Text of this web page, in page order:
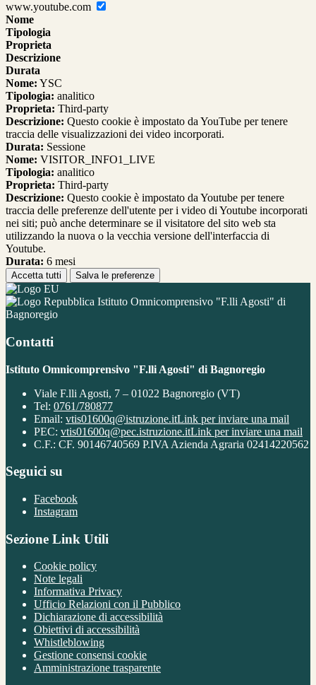
www.youtube.com
Nome
Tipologia
Proprieta
Descrizione
Durata
Nome: YSC
Tipologia: analitico
Proprieta: Third-party
Descrizione: Questo cookie è impostato da YouTube per tenere
traccia delle visualizzazioni dei video incorporati.
Durata: Sessione
Nome: VISITOR_INFO1_LIVE
Tipologia: analitico
Proprieta: Third-party
Descrizione: Questo cookie è impostato da Youtube per tenere
traccia delle preferenze dell'utente per i video di Youtube incorporati
nei siti; può anche determinare se il visitatore del sito web sta
utilizzando la nuova o la vecchia versione dell'interfaccia di
Youtube.
Durata: 6 mesi
Accetta tutti Salva le preferenze
Istituto Omnicomprensivo "F.lli Agosti" di
Bagnoregio
Contatti
Istituto Omnicomprensivo "F.lli Agosti" di Bagnoregio
Viale F.lli Agosti, 7 – 01022 Bagnoregio (VT)
Tel: 0761/780877
Email: vtis01600q@istruzione.itLink per inviare una mail
PEC: vtis01600q@pec.istruzione.itLink per inviare una mail
C.F.: CF. 90146740569 P.IVA Azienda Agraria 02414220562
Seguici su
Facebook
Instagram
Sezione Link Utili
Cookie policy
Note legali
Informativa Privacy
Ufficio Relazioni con il Pubblico
Dichiarazione di accessibilità
Obiettivi di accessibilità
Whistleblowing
Gestione consensi cookie
Amministrazione trasparente